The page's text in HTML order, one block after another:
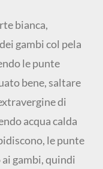
bianca,
gambi col pela
le punte
bene, saltare
di
acqua calda
le punte
gambi, quindi